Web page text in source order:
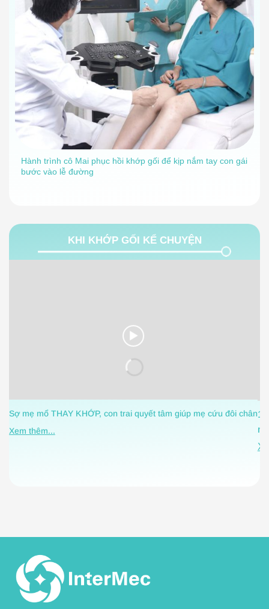
Hành trình cô Mai phục hồi khớp gối để kịp nắm tay con gái
bước vào lễ đường
KHI KHỚP GỐI KỂ CHUYỆN
Sợ mẹ mổ THAY KHỚP, con trai quyết tâm giúp mẹ cứu đôi chân
Xem thêm...
1